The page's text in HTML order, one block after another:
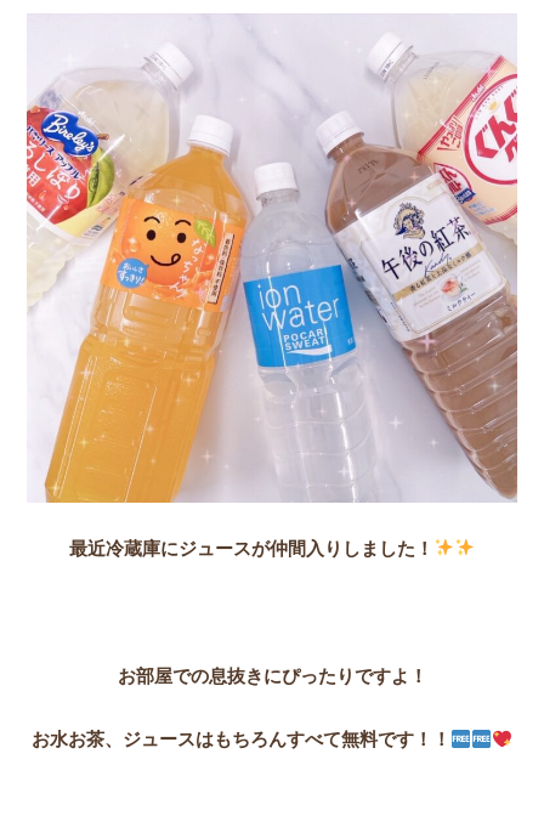
最近冷蔵庫にジュースが仲間入りしました！
お部屋での息抜きにぴったりですよ！
お水お茶、ジュースはもちろんすべて無料です！！